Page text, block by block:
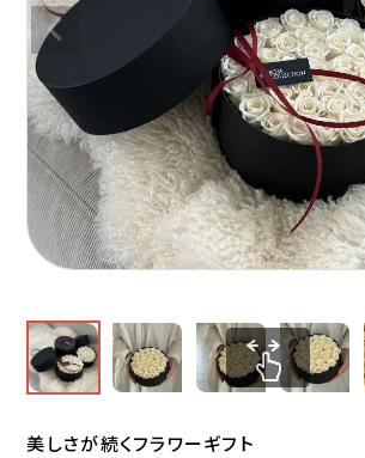
美しさが続くフラワーギフト